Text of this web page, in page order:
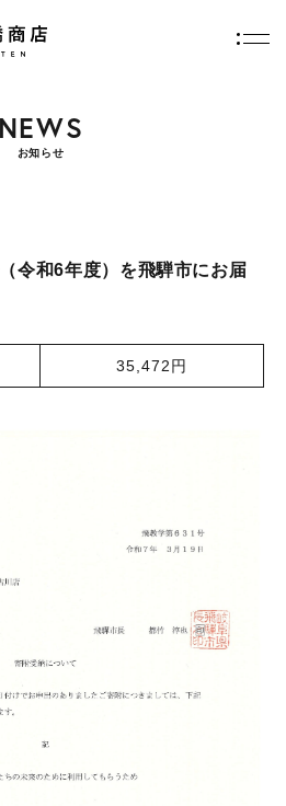
度）を飛騨市にお届けして参りました。
NEWS
お知らせ
令和6年度）を飛騨市にお届
35,472円